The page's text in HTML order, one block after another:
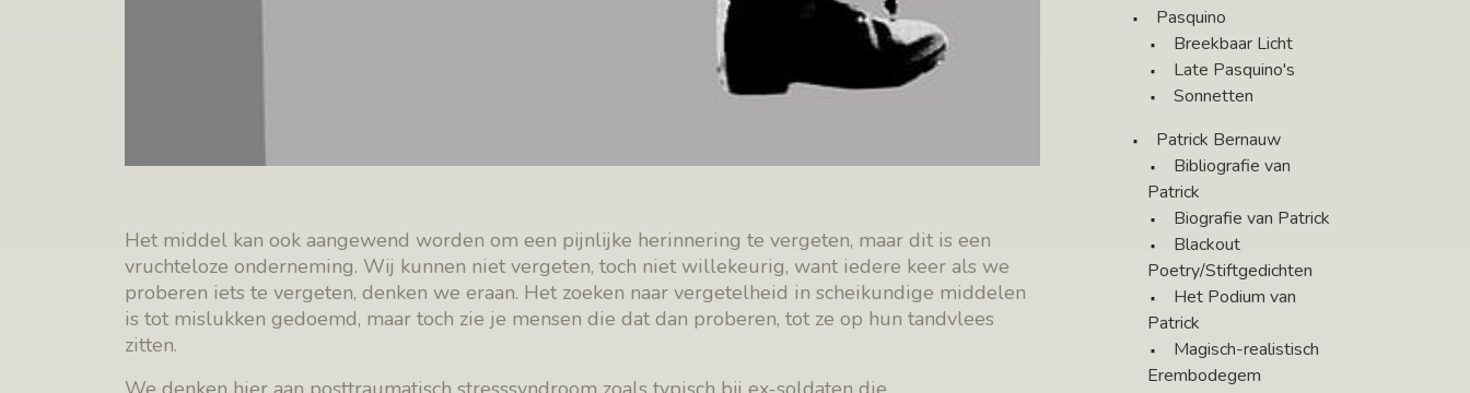
Het middel kan ook aangewend worden om een pijnlijke herinnering te vergeten, maar dit is een
vruchteloze onderneming. Wij kunnen niet vergeten, toch niet willekeurig, want iedere keer als we
proberen iets te vergeten, denken we eraan. Het zoeken naar vergetelheid in scheikundige middelen
is tot mislukken gedoemd, maar toch zie je mensen die dat dan proberen, tot ze op hun tandvlees
zitten.
Pasquino
Breekbaar Licht
Late Pasquino's
Sonnetten
Patrick Bernauw
Bibliografie van
Patrick
Biografie van Patrick
Blackout
Poetry/Stiftgedichten
Het Podium van
Patrick
Magisch-realistisch
Erembodegem